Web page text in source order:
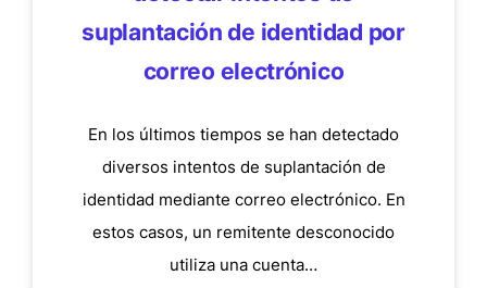
suplantación de identidad por
correo electrónico
En los últimos tiempos se han detectado
diversos intentos de suplantación de
identidad mediante correo electrónico. En
estos casos, un remitente desconocido
utiliza una cuenta…